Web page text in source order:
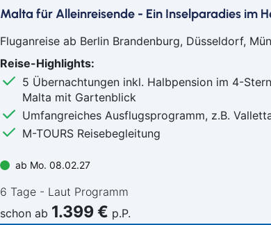
Malta für Alleinreisende - Ein Inselparadies im
Fluganreise ab Berlin Brandenburg, Düsseldorf,
Reise-Highlights:
5 Übernachtungen inkl. Halbpension im 4-
Malta mit Gartenblick
Umfangreiches Ausflugsprogramm, z.B.
M-TOURS Reisebegleitung
ab Mo. 08.02.27
6 Tage - Laut Programm
schon ab 1.399 € p.P.